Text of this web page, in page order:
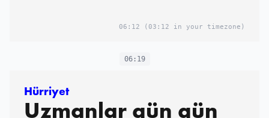
06:12 (03:12 in your timezone)
06:19
Hürriyet
Uzmanlar gün gün